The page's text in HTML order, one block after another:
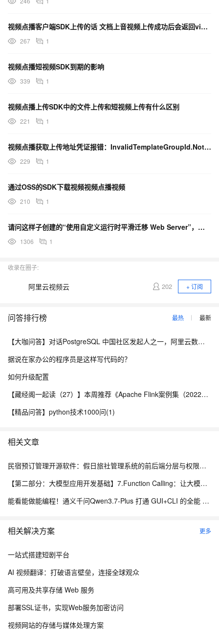
视频点播客户端SDK上传的话 文档上音视频上传成功后会返回videoId作为音视频ID这句话？
267 1
视频点播短视频SDK到期的影响
339 1
视频点播上传SDK中的文件上传和短视频上传有什么区别
221 1
视频点播获取上传地址凭证报错：InvalidTemplateGroupId.NotFound
229 1
通过OSS的SDK下载视频视频点播视频
210 1
请问这样子创建的“使用自定义运行时平滑迁移 Web Server”，弹性实例，按量计费，是每次请求都
1306 1
收录在圈子:
阿里云视频云 202 + 订阅
问答排行榜 最热 最新
【大咖问答】对话PostgreSQL 中国社区发起人之一，阿里云数据库高级专家 德哥
据说在家办公的程序员是这样写代码的？
如何升级配置
【藏经阁一起读（27）】本周推荐《Apache Flink案例集（2022版）》，你有哪些心得？
【精品问答】python技术1000问(1)
相关文章
民宿预订管理开源软件：假日旅社管理系统的前后端分层与权限控制设计
【第二部分：大模型应用开发基础】7.Function Calling：让大模型调用真实程序能力
能看能做能编程！通义千问Qwen3.7-Plus 打通 GUI+CLI 的全能 AI 助手
相关解决方案 更多
一站式搭建短剧平台
AI 视频翻译：打破语言壁垒，连接全球观众
高可用及共享存储 Web 服务
部署SSL证书，实现Web服务加密访问
视频网站的存储与媒体处理方案